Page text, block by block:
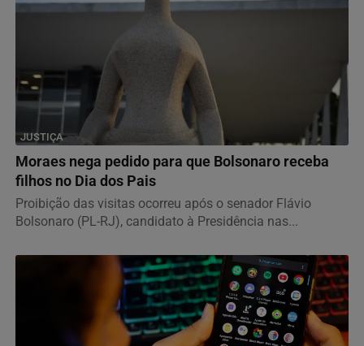
JUSTIÇA
Moraes nega pedido para que Bolsonaro receba
filhos no Dia dos Pais
Proibição das visitas ocorreu após o senador Flávio
Bolsonaro (PL-RJ), candidato à Presidência nas...